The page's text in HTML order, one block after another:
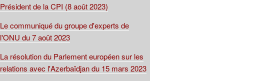
Président de la CPI (8 août 2023)
Le communiqué du groupe d'experts de
l'ONU du 7 août 2023
La résolution du Parlement européen sur les
relations avec l'Azerbaïdjan du 15 mars 2023